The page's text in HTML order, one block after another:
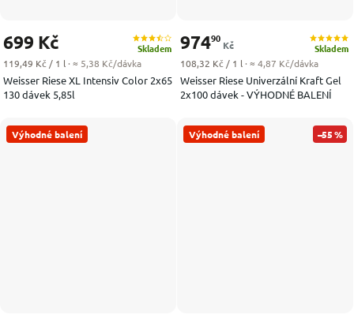
Weisser Riese XL Intensiv Color 2x65
130 dávek 5,85l
Skladem
699 Kč
Měrná cena:
119,49 Kč / 1 l · ≈ 5,38 Kč/dávka
Weisser Riese Univerzální Kraft Gel
2x100 dávek - VÝHODNÉ BALENÍ
Skladem
97490
Kč
Měrná cena:
108,32 Kč / 1 l · ≈ 4,87 Kč/dávka
Výhodné balení Výhodné balení –55 %